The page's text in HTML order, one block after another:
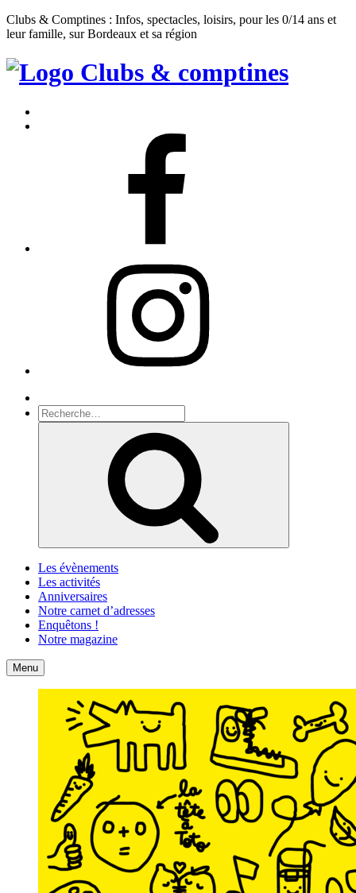
Clubs & Comptines : Infos, spectacles, loisirs, pour les 0/14 ans et
leur famille, sur Bordeaux et sa région
Clubs
Comptines
Recherche
pour
Les évènements
Les activités
Anniversaires
Notre carnet d’adresses
Enquêtons !
Notre magazine
Accueil
Menu Contact